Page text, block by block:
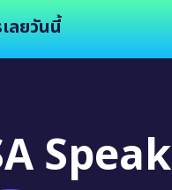
ลยวันนี้